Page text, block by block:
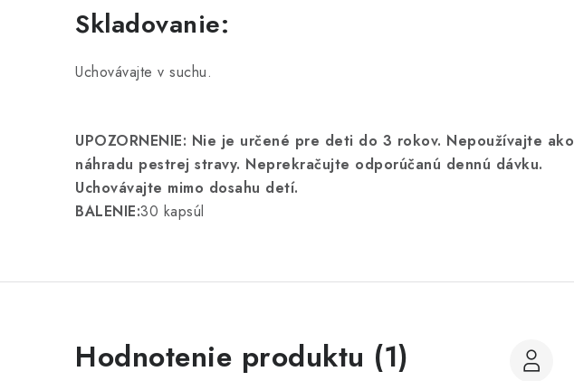
Skladovanie:
Uchovávajte v suchu.
UPOZORNENIE: Nie je určené pre deti do 3 rokov. Nepoužívajte ako
náhradu pestrej stravy. Neprekračujte odporúčanú dennú dávku.
Uchovávajte mimo dosahu detí.
BALENIE:30 kapsúl
Hodnotenie produktu (1)
V